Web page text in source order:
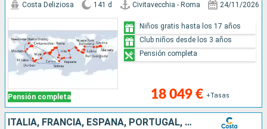
Pensión completa
Costa Deliziosa 141 d Civitavecchia - Roma 24/11/2026
18 049 € +Tasas
Niños gratis hasta los 17 años
Club niños desde los 3 años
Pensión completa
ITALIA, FRANCIA, ESPAÑA, PORTUGAL, AZORES, ESTADOS UNIDOS, FLORIDA (USA), MÉJICO, ESTADOS UNITOS, HAWÁI, POLINESIA, FIJI, AUSTRALIA, JAPÓN, SUDÁFRICA